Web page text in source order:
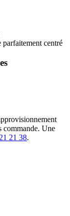
parfaitement centré
commande. Une
21 38.